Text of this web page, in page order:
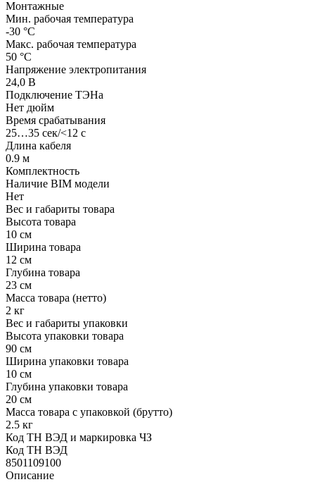
Монтажные
Мин. рабочая температура
-30 °С
Макс. рабочая температура
50 °С
Напряжение электропитания
24,0 В
Подключение ТЭНа
Нет дюйм
Время срабатывания
25…35 сек/<12 с
Длина кабеля
0.9 м
Комплектность
Наличие BIM модели
Нет
Вес и габариты товара
Высота товара
10 см
Ширина товара
12 см
Глубина товара
23 см
Масса товара (нетто)
2 кг
Вес и габариты упаковки
Высота упаковки товара
90 см
Ширина упаковки товара
10 см
Глубина упаковки товара
20 см
Масса товара с упаковкой (брутто)
2.5 кг
Код ТН ВЭД и маркировка ЧЗ
Код ТН ВЭД
8501109100
Описание